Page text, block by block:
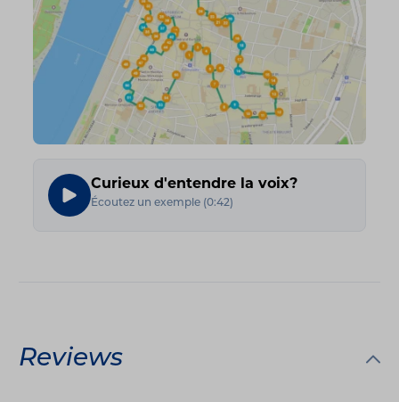
Curieux d'entendre la voix?
Écoutez un exemple (0:42)
Reviews